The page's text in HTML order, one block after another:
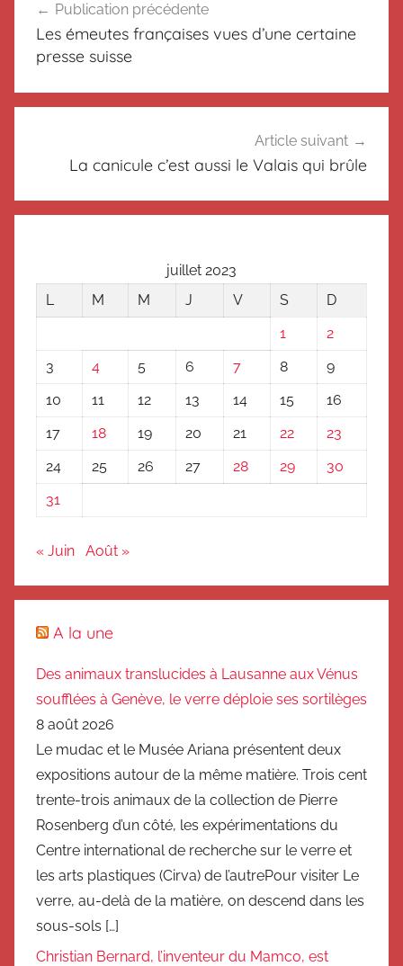
c
l
a
de
l’article
Publication précédente
Les émeutes françaises vues d’une certaine
presse suisse
Article suivant
La canicule c’est aussi le Valais qui brûle
juillet 2023
L
M M J V S
D
1
2
3
4 5 6 7 8
9
10
11 12 13 14 15
16
17
18 19 20 21 22
23
24
25 26 27 28 29
30
31
« Juin Août »
A la une
Des animaux translucides à Lausanne aux Vénus
soufflées à Genève, le verre déploie ses sortilèges
8 août 2026
Le mudac et le Musée Ariana présentent deux
expositions autour de la même matière. Trois cent
trente-trois animaux de la collection de Pierre
Rosenberg d’un côté, les expérimentations du
Centre international de recherche sur le verre et
les arts plastiques (Cirva) de l’autrePour visiter Le
verre, au-delà de la matière, on descend dans les
sous-sols […]
Christian Bernard, l’inventeur du Mamco, est